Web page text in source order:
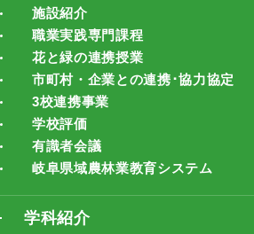
施設紹介
職業実践専門課程
花と緑の連携授業
市町村・企業との連携･協力協定
3校連携事業
学校評価
有識者会議
岐阜県域農林業教育システム
学科紹介